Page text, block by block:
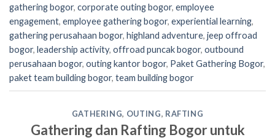
gathering bogor, corporate outing bogor, employee
engagement, employee gathering bogor, experiential learning,
gathering perusahaan bogor, highland adventure, jeep offroad
bogor, leadership activity, offroad puncak bogor, outbound
perusahaan bogor, outing kantor bogor, Paket Gathering Bogor,
paket team building bogor, team building bogor
GATHERING, OUTING, RAFTING
Gathering dan Rafting Bogor untuk